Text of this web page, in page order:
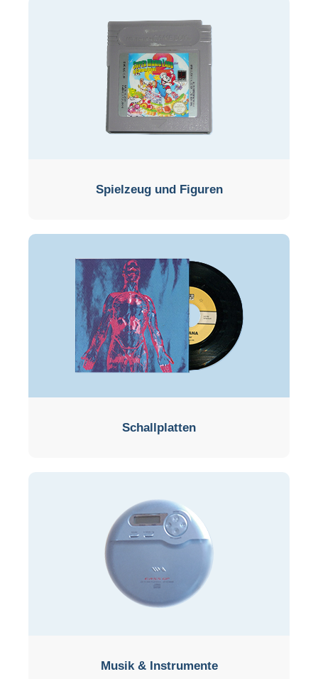
Spielzeug und Figuren
Schallplatten
Musik & Instrumente